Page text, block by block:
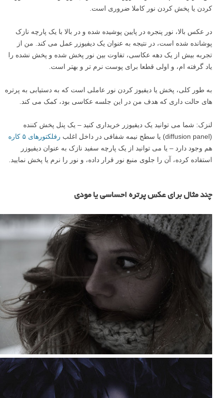
کردن یا پخش کردن نور کاملا ضروری است.
در عکس بالا، نور پنجره در پایین پوشیده شده و در بالا با یک پارچه نازک
پوشانده شده است، در نتیجه به عنوان یک دیفیوزر عمل می کند. من از
تجربه بیش از یک دهه عکاسی، تفاوت بین نور پخش شده و پخش نشده را
یاد گرفته ام، و اولی قطعا برای پوست نرم تر و بهتر است.
به طور کلی، پخش یا دیفیوز کردن نور عاملی است که به دستیابی به پرتره
های حالت داری که هدف من در این جلسه عکاسی بود، کمک می کند.
لنزک: شما می توانید یک دیفیوزر خریداری کنید – یک پنل پخش کننده
(diffusion panel) یا سطح نیمه شفافی در داخل اغلب
رفلکتورهای ۵ کاره
هم وجود دارد – یا می توانید از یک پارچه سفید نازک به عنوان دیفیوزر
استفاده کرده، آن را جلوی منبع نور قرار داده، و نور را نرم یا پخش نمایید.
چند مثال برای عکس پرتره احساسی یا مودی